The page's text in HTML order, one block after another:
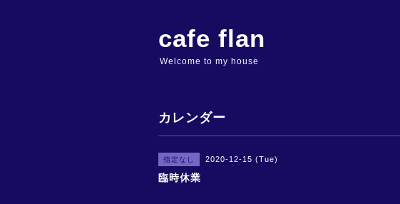
cafe flan
Welcome to my house
カレンダー
指定なし 2020-12-15 (Tue)
臨時休業